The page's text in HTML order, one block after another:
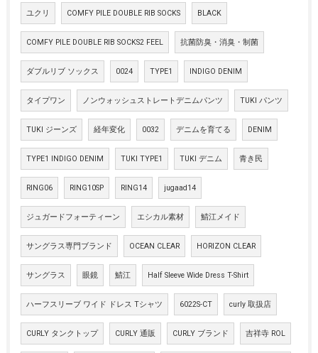
ユクリ COMFY PILE DOUBLE RIB SOCKS BLACK
COMFY PILE DOUBLE RIB SOCKS2 FEEL 抗菌防臭・消臭・制菌
ダブルリブ ソックス 0024 TYPE1 INDIGO DENIM
タイプワン ノンウォッシュストレートデニムパンツ TUKI パンツ
TUKI ジーンズ 経年変化 0032 デニムを育てる DENIM
TYPE1 INDIGO DENIM TUKI TYPE1 TUKI デニム 青き民
RING06 RING10SP RING14 jugaad14
ジュガードフォーティーン エシカル素材 鯖江メイド
サングラス専門ブランド OCEAN CLEAR HORIZON CLEAR
サングラス 眼鏡 鯖江 Half Sleeve Wide Dress T-Shirt
ハーフスリーブ ワイド ドレス Tシャツ 6022S-CT curly 取扱店
CURLY タンクトップ CURLY 通販 CURLY ブランド 吉祥寺 ROL